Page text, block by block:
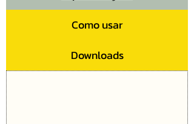
Como usar
Downloads